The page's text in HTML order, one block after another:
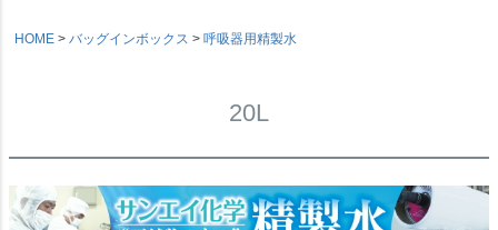
HOME バッグインボックス 呼吸器用精製水
20L